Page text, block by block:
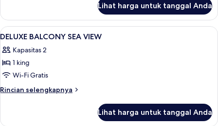
TOP
FLOOR
DELUXE
BALCONY
SEA
TOP
FLOOR
Lihat harga untuk tanggal Anda
Lihat
semua
foto
untuk
DELUXE
BALCONY
Seprai premium, minibar, brankas,
5
DELUXE BALCONY SEA VIEW
Kapasitas 2
1 king
Wi-Fi Gratis
Rincian selengkapnya
Rincian
DELUXE
Lihat harga untuk tanggal Anda